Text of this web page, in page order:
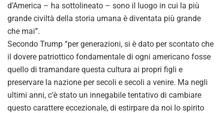
d’America – ha sottolineato – sono il luogo in cui la più
grande civiltà della storia umana è diventata più grande
che mai”.
Secondo Trump “per generazioni, si è dato per scontato che
il dovere patriottico fondamentale di ogni americano fosse
quello di tramandare questa cultura ai propri figli e
preservare la nazione per secoli e secoli a venire. Ma negli
ultimi anni, c’è stato un innegabile tentativo di cambiare
questo carattere eccezionale, di estirpare da noi lo spirito